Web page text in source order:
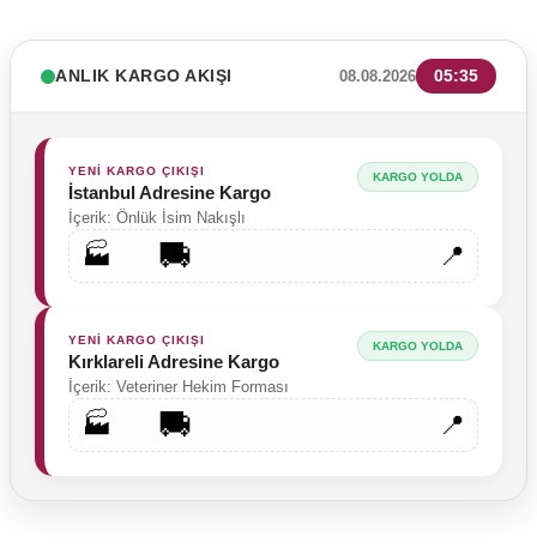
ANLIK KARGO AKIŞI 08.08.2026 05:35
YENİ KARGO ÇIKIŞI
İstanbul Adresine Kargo
İçerik: Önlük İsim Nakışlı
KARGO YOLDA
🏭 🚚 📍
YENİ KARGO ÇIKIŞI
Kırklareli Adresine Kargo
İçerik: Veteriner Hekim Forması
KARGO YOLDA
🏭 🚚 📍